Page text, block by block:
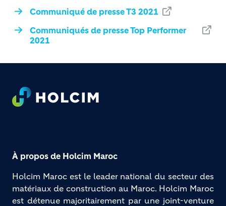
Communiqué de presse T3 2021
Communiqués de presse Top Performer
2021
Footer
À propos de Holcim Maroc
Holcim Maroc est le leader national du secteur des
matériaux de construction au Maroc. Holcim Maroc
est détenue majoritairement par une joint-venture